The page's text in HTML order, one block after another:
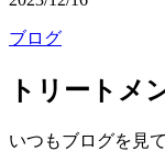
ブログ
トリートメ
いつもブログを見